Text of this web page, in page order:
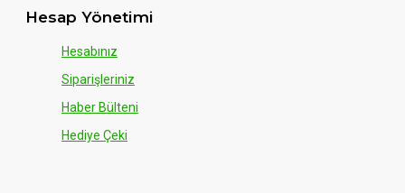
Hesap Yönetimi
Hesabınız
Siparişleriniz
Haber Bülteni
Hediye Çeki